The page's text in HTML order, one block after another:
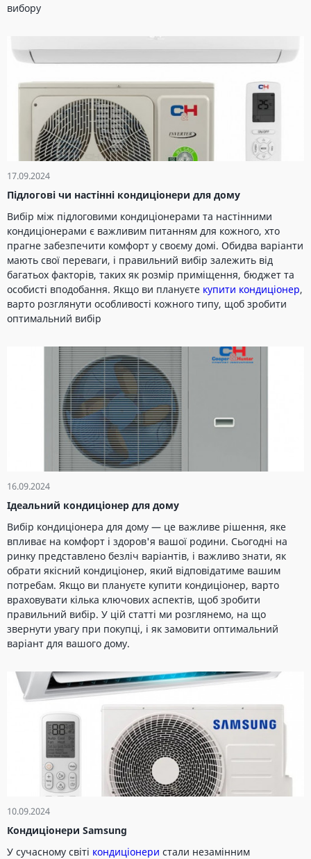
вибору
17.09.2024
Підлогові чи настінні кондиціонери для дому
Вибір між підлоговими кондиціонерами та настінними
кондиціонерами є важливим питанням для кожного, хто
прагне забезпечити комфорт у своєму домі. Обидва варіанти
мають свої переваги, і правильний вибір залежить від
багатьох факторів, таких як розмір приміщення, бюджет та
особисті вподобання. Якщо ви плануєте купити кондиціонер,
варто розглянути особливості кожного типу, щоб зробити
оптимальний вибір
16.09.2024
Ідеальний кондиціонер для дому
Вибір кондиціонера для дому — це важливе рішення, яке
впливає на комфорт і здоров'я вашої родини. Сьогодні на
ринку представлено безліч варіантів, і важливо знати, як
обрати якісний кондиціонер, який відповідатиме вашим
потребам. Якщо ви плануєте купити кондиціонер, варто
враховувати кілька ключових аспектів, щоб зробити
правильний вибір. У цій статті ми розглянемо, на що
звернути увагу при покупці, і як замовити оптимальний
варіант для вашого дому.
10.09.2024
Кондиціонери Samsung
У сучасному світі кондиціонери стали незамінним